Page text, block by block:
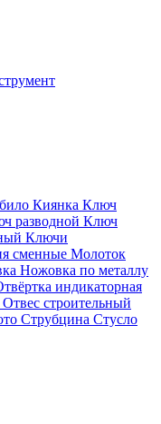
Киянка Ключ
разводной Ключ
Ключи
сменные Молоток
Ножовка по металлу
индикаторная
Отвес строительный
Струбцина Стусло